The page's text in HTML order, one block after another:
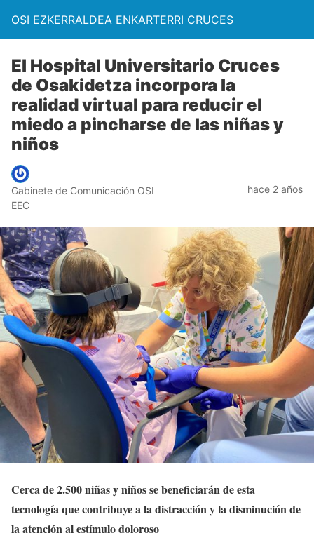
OSI EZKERRALDEA ENKARTERRI CRUCES
El Hospital Universitario Cruces
de Osakidetza incorpora la
realidad virtual para reducir el
miedo a pincharse de las niñas y
niños
Gabinete de Comunicación OSI
EEC
hace 2 años
Cerca de 2.500 niñas y niños se beneficiarán de esta
tecnología que contribuye a la distracción y la disminución de
la atención al estímulo doloroso